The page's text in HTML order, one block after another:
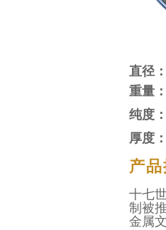
直径：
重量：
纯度：
厚度：
产
十七
制被
金属文